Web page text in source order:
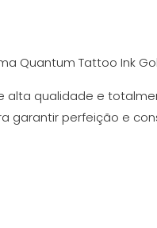
Quantum Tattoo Ink
alta qualidade e
garantir perfeição e